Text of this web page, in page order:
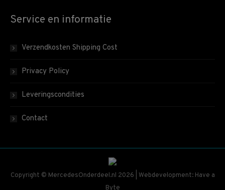
Service en informatie
Verzendkosten Shipping Cost
Privacy Policy
Leveringscondities
Contact
Copyright © MercedesOnderdeel.nl 2026 | Webdevelopment: Have a
Byte